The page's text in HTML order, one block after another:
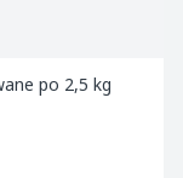
po 2,5 kg